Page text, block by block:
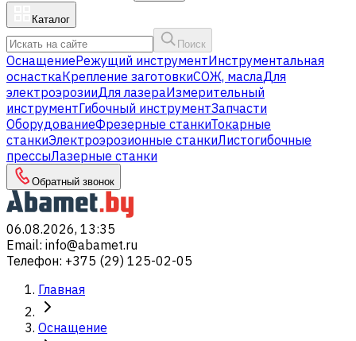
Каталог
Поиск
ОснащениеРежущий инструментИнструментальная
оснасткаКрепление заготовкиСОЖ, маслаДля
электроэрозииДля лазераИзмерительный
инструментГибочный инструментЗапчасти
ОборудованиеФрезерные станкиТокарные
станкиЭлектроэрозионные станкиЛистогибочные
прессыЛазерные станки
Обратный звонок
06.08.2026, 13:35
Email: info@abamet.ru
Телефон: +375 (29) 125-02-05
Главная
Оснащение